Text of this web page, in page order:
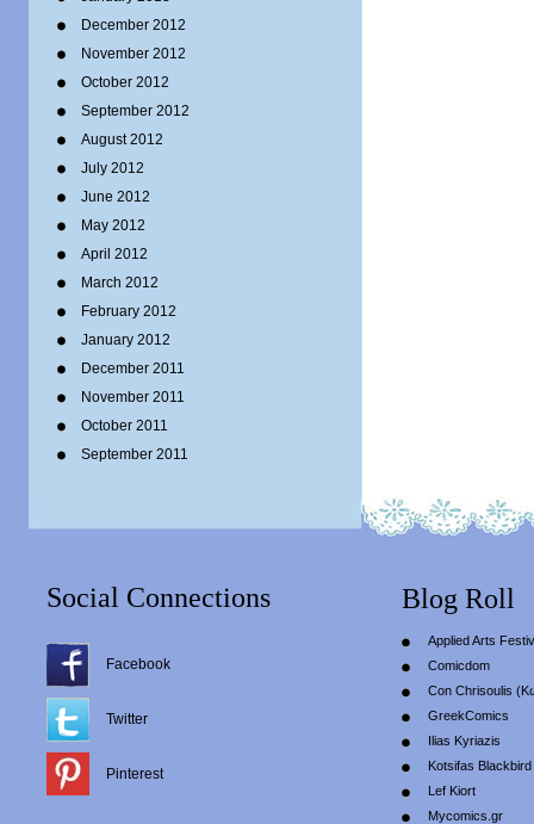
December 2012
November 2012
October 2012
September 2012
August 2012
July 2012
June 2012
May 2012
April 2012
March 2012
February 2012
January 2012
December 2011
November 2011
October 2011
September 2011
Social Connections
Facebook
Twitter
Pinterest
Blog Roll
Applied Arts
Comicdom
Con Chrisoulis
GreekComics
Ilias Kyriazis
Kotsifas Blackbird
Lef Kiort
Mycomics.gr